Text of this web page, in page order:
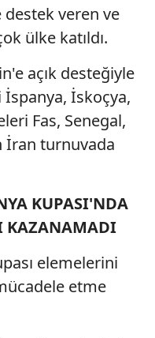
destek veren ve
ülke katıldı.
açık desteğiyle
İspanya, İskoçya,
Fas, Senegal,
İran turnuvada
KUPASI'NDA
KAZANAMADI
elemelerini
etme